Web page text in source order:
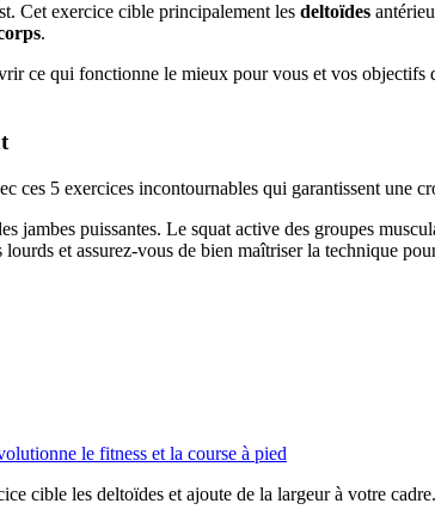
Cet exercice cible principalement les deltoïdes
.
ce qui fonctionne le mieux pour vous et vos objectifs
ces 5 exercices incontournables qui garantissent une
jambes puissantes. Le squat active des groupes
et assurez-vous de bien maîtriser la technique
le fitness et la course à pied
cible les deltoïdes et ajoute de la largeur à votre